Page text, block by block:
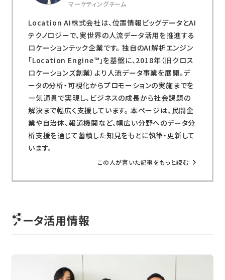
マーケティングチーム
Location AI株式会社は、位置情報ビッグデータとAI
テクノロジーで、実世界の人流データ活用を推進する
ロケーションテック企業です。 独自のAI解析エンジン
「Location Engine™」を基盤に、2018年（旧クロス
ロケーションズ創業）より人流データ事業を展開。デ
ータの分析・可視化からプロモーションの実施までを
一気通貫で実現し、ビジネスの成長から社会課題の
解決まで幅広く支援しています。 本ページは、民間企
業や自治体、報道機関など、幅広い分野へのデータ分
析支援を通じて蓄積した知見をもとに執筆・更新して
います。
この人が書いた記事をもっと読む
データ活用情報